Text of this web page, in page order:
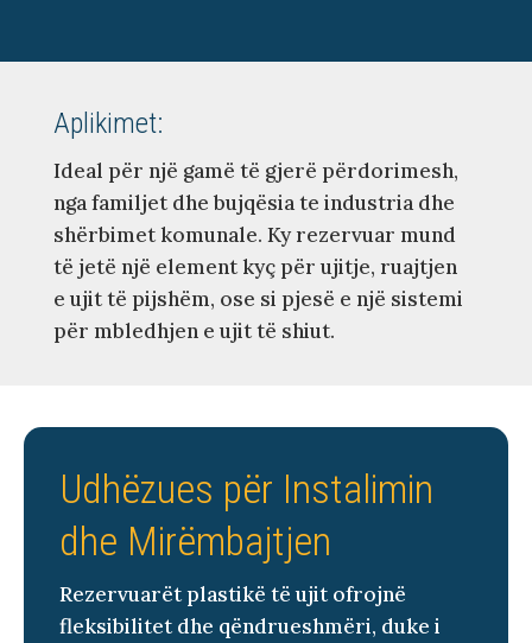
Aplikimet:
Ideal për një gamë të gjerë përdorimesh,
nga familjet dhe bujqësia te industria dhe
shërbimet komunale. Ky rezervuar mund
të jetë një element kyç për ujitje, ruajtjen
e ujit të pijshëm, ose si pjesë e një sistemi
për mbledhjen e ujit të shiut.
Udhëzues për Instalimin
dhe Mirëmbajtjen
Rezervuarët plastikë të ujit ofrojnë
fleksibilitet dhe qëndrueshmëri, duke i